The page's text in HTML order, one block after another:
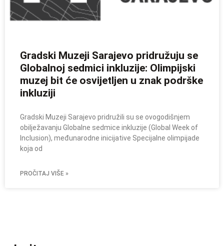
Gradski Muzeji Sarajevo pridružuju se
Globalnoj sedmici inkluzije: Olimpijski
muzej bit će osvijetljen u znak podrške
inkluziji
Gradski Muzeji Sarajevo pridružili su se ovogodišnjem
obilježavanju Globalne sedmice inkluzije (Global Week of
Inclusion), međunarodne inicijative Specijalne olimpijade
koja od
PROČITAJ VIŠE »